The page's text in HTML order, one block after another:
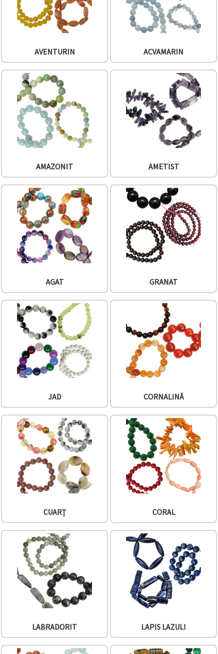
făcând clic
pe butonul
"Salvați"
toate!
Setări
AVENTURIN ACVAMARIN
AMAZONIT AMETIST
AGAT GRANAT
JAD CORNALINĂ
CUARȚ CORAL
LABRADORIT LAPIS LAZULI